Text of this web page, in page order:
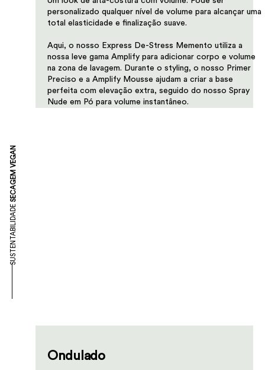
personalizado qualquer nível de volume para alcançar uma
total elasticidade e finalização suave.​​​
Aqui, o nosso Express De-Stress Memento utiliza a
nossa leve gama Amplify para adicionar corpo e volume
na zona de lavagem. Durante o styling, o nosso Primer
Preciso e a Amplify Mousse ajudam a criar a base
perfeita com elevação extra, seguido do nosso Spray
Nude em Pó para volume instantâneo.
SUSTENTABILIDADE
SECAGEM VEGAN
Ondulado